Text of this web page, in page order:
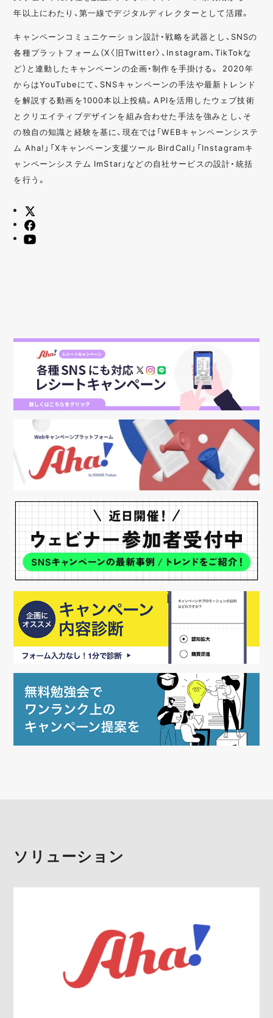
年以上にわたり、第一線でデジタルディレクターとして活躍。
キャンペーンコミュニケーション設計・戦略を武器とし、SNSの
各種プラットフォーム（X〈旧Twitter〉、Instagram、TikTokな
ど）と連動したキャンペーンの企画・制作を手掛ける。 2020年
からはYouTubeにて、SNSキャンペーンの手法や最新トレンド
を解説する動画を1000本以上投稿。APIを活用したウェブ技術
とクリエイティブデザインを組み合わせた手法を強みとし、そ
の独自の知識と経験を基に、現在では「WEBキャンペーンシステ
ム Aha!」「Xキャンペーン支援ツール BirdCall」「Instagramキ
ャンペーンシステム ImStar」などの自社サービスの設計・統括
を行う。
ソリューション